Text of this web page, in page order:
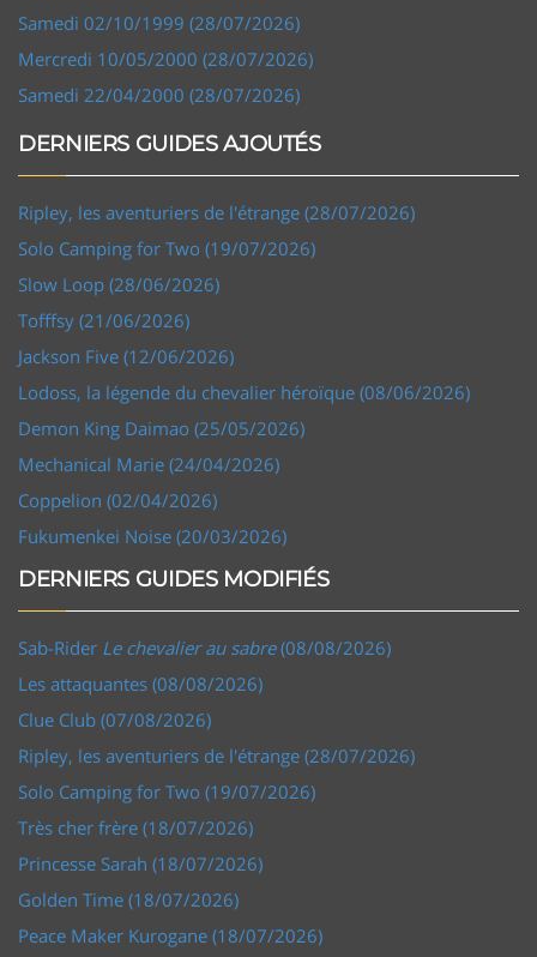
Samedi 02/10/1999 (28/07/2026)
Mercredi 10/05/2000 (28/07/2026)
Samedi 22/04/2000 (28/07/2026)
DERNIERS GUIDES AJOUTÉS
Ripley, les aventuriers de l'étrange (28/07/2026)
Solo Camping for Two (19/07/2026)
Slow Loop (28/06/2026)
Tofffsy (21/06/2026)
Jackson Five (12/06/2026)
Lodoss, la légende du chevalier héroïque (08/06/2026)
Demon King Daimao (25/05/2026)
Mechanical Marie (24/04/2026)
Coppelion (02/04/2026)
Fukumenkei Noise (20/03/2026)
DERNIERS GUIDES MODIFIÉS
Sab-Rider Le chevalier au sabre(08/08/2026)
Les attaquantes (08/08/2026)
Clue Club (07/08/2026)
Ripley, les aventuriers de l'étrange (28/07/2026)
Solo Camping for Two (19/07/2026)
Très cher frère (18/07/2026)
Princesse Sarah (18/07/2026)
Golden Time (18/07/2026)
Peace Maker Kurogane (18/07/2026)